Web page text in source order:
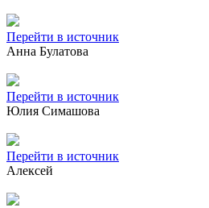
Перейти в источник
Анна Булатова
Перейти в источник
Юлия Симашова
Перейти в источник
Алексей